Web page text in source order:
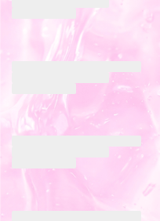
リリートラップ シリコーン ハイドロ
ゲル／シリコン（Lily Trap silicone
hydrogel）
ワンデー
1箱10枚入り
バブリス シリコーン ハイドロゲル／
シリコン（Babris silicone
メルリーフォグ
ワンデー
1箱10枚入り
着色 13.8mm
±0.00〜-8.00
BC 8.7mm
まとめて割引
ポスト投函
￥1,760
アイクローゼット シリコーン ハイド
ロゲル／シリコン（eye closet
SILICONE HYDROGEL）
ゼリーベア
1箱2枚入り
DIA 14.5mm
着色
±0.00〜-8.00
BC 8.7mm
まとめて割引
ポスト投函
￥1,980